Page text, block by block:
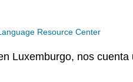
Resource Center
Luxemburgo, nos